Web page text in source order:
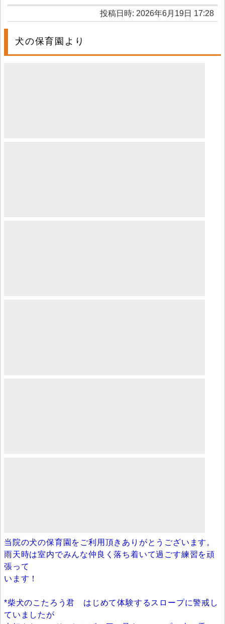
投稿日時: 2026年6月19日 17:28
犬の保育園より
当院の犬の保育園をご利用頂きありがとうございます。
雨天時は室内でみんな仲良く落ち着いて過ごす練習を頑
張って
います！
*柴犬のこたろう君 はじめて体験するスロープに警戒し
ていましたが